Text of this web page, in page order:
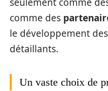
comme des
le développement
détaillants.
Un vaste choix de